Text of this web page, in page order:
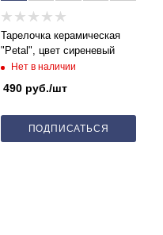
Тарелочка керамическая
"Petal", цвет сиреневый
Нет в наличии
490 руб./шт
ПОДПИСАТЬСЯ